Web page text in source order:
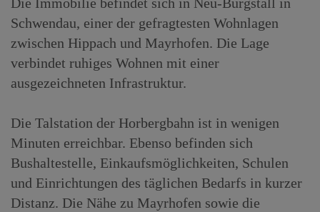
Die Immobilie befindet sich in Neu-Burgstall in
Schwendau, einer der gefragtesten Wohnlagen
zwischen Hippach und Mayrhofen. Die Lage
verbindet ruhiges Wohnen mit einer
ausgezeichneten Infrastruktur.
Die Talstation der Horbergbahn ist in wenigen
Minuten erreichbar. Ebenso befinden sich
Bushaltestelle, Einkaufsmöglichkeiten, Schulen
und Einrichtungen des täglichen Bedarfs in kurzer
Distanz. Die Nähe zu Mayrhofen sowie die